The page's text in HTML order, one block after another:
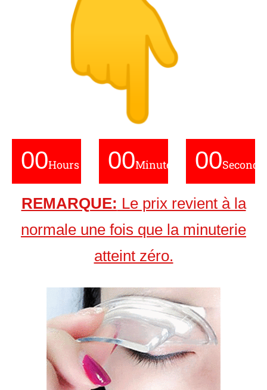
00Hours 00Minutes 00Seconds
REMARQUE: Le prix revient à la
normale une fois que la minuterie
atteint zéro.